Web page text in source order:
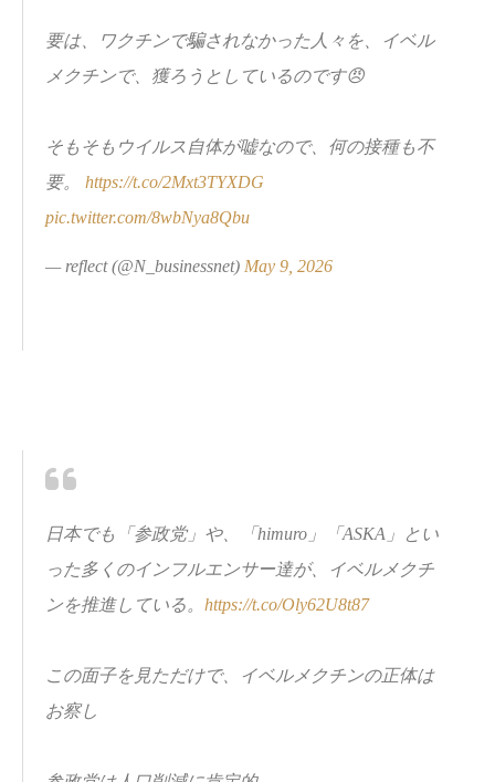
要は、ワクチンで騙されなかった人々を、イベル
メクチンで、獲ろうとしているのです😠
そもそもウイルス自体が嘘なので、何の接種も不
要。 https://t.co/2Mxt3TYXDG
pic.twitter.com/8wbNya8Qbu
— reflect (@N_businessnet) May 9, 2026
日本でも「参政党」や、「himuro」「ASKA」とい
った多くのインフルエンサー達が、イベルメクチ
ンを推進している。 https://t.co/Oly62U8t87
この面子を見ただけで、イベルメクチンの正体は
お察し